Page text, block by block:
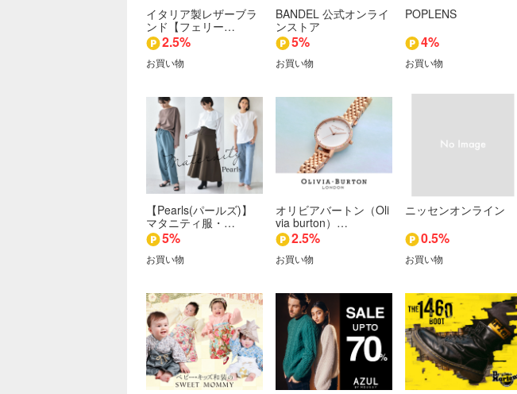
イタリア製レザーブラ
ンド【フェリー…
2.5%
お買い物
BANDEL 公式オンライ
ンストア
5%
お買い物
POPLENS
4%
お買い物
【Pearls(パールズ)】
マタニティ服・…
5%
お買い物
オリビアバートン（Oli
via burton）…
2.5%
お買い物
ニッセンオンライン
0.5%
お買い物